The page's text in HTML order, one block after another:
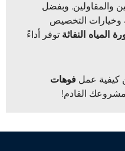
والمقاولين. وبفضل
وخيارات التخصيص
المياه النفاثة توفر أداءً
كيفية عمل فوهات
القادم!